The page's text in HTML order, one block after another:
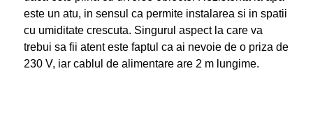
este un atu, in sensul ca permite instalarea si in spatii
cu umiditate crescuta. Singurul aspect la care va
trebui sa fii atent este faptul ca ai nevoie de o priza de
230 V, iar cablul de alimentare are 2 m lungime.